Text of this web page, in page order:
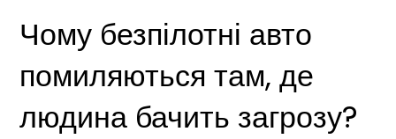
Чому безпілотні авто
помиляються там, де
людина бачить загрозу?